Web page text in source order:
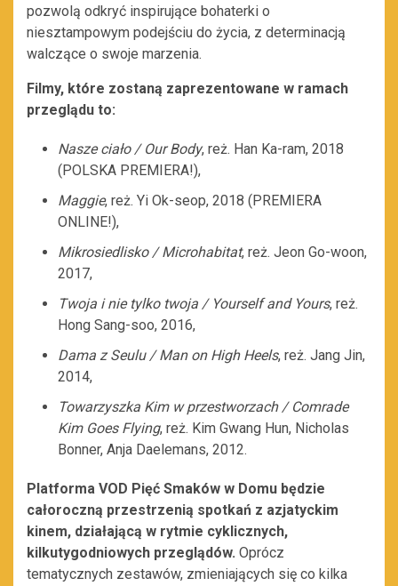
pozwolą odkryć inspirujące bohaterki o
niesztampowym podejściu do życia, z determinacją
walczące o swoje marzenia.
Filmy, które zostaną zaprezentowane w ramach
przeglądu to:
Nasze ciało / Our Body, reż. Han Ka-ram, 2018
(POLSKA PREMIERA!),
Maggie, reż. Yi Ok-seop, 2018 (PREMIERA
ONLINE!),
Mikrosiedlisko / Microhabitat, reż. Jeon Go-woon,
2017,
Twoja i nie tylko twoja / Yourself and Yours, reż.
Hong Sang-soo, 2016,
Dama z Seulu / Man on High Heels, reż. Jang Jin,
2014,
Towarzyszka Kim w przestworzach / Comrade
Kim Goes Flying, reż. Kim Gwang Hun, Nicholas
Bonner, Anja Daelemans, 2012.
Platforma VOD Pięć Smaków w Domu będzie
całoroczną przestrzenią spotkań z azjatyckim
kinem, działającą w rytmie cyklicznych,
kilkutygodniowych przeglądów. Oprócz
tematycznych zestawów, zmieniających się co kilka